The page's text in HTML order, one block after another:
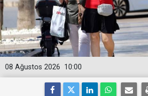
10:00
08 Ağustos 2026